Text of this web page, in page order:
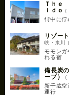
Ｔｈｅ
ｉｄｏ (
街中に
リゾー
峡・東川 )
モモンガ
れる宿
備長炭
ープ）
(
新千歳
運行